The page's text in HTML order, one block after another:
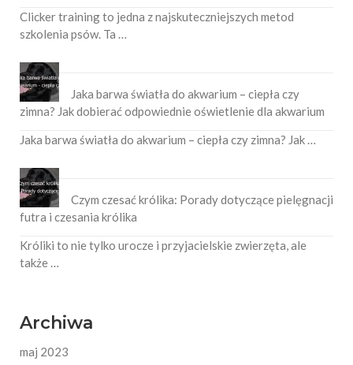
Clicker training to jedna z najskuteczniejszych metod
szkolenia psów. Ta …
Jaka barwa światła do akwarium – ciepła czy
zimna? Jak dobierać odpowiednie oświetlenie dla akwarium
Jaka barwa światła do akwarium – ciepła czy zimna? Jak …
Czym czesać królika: Porady dotyczące pielęgnacji
futra i czesania królika
Króliki to nie tylko urocze i przyjacielskie zwierzęta, ale
także …
Archiwa
maj 2023